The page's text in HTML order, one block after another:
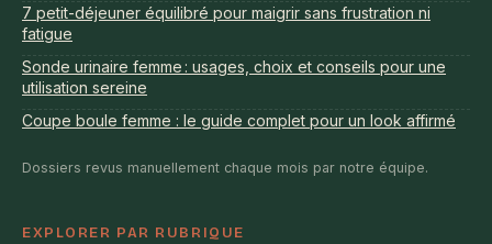
7 petit-déjeuner équilibré pour maigrir sans frustration ni
fatigue
Sonde urinaire femme : usages, choix et conseils pour une
utilisation sereine
Coupe boule femme : le guide complet pour un look affirmé
Dossiers revus manuellement chaque mois par notre équipe.
EXPLORER PAR RUBRIQUE